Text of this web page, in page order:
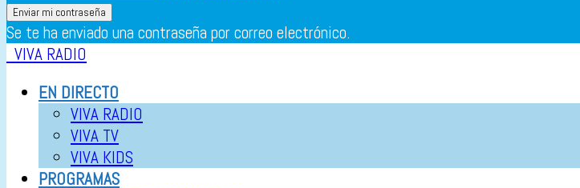
Se te ha enviado una contraseña por correo electrónico.
VIVA RADIO
EN DIRECTO
VIVA RADIO
VIVA TV
VIVA KIDS
PROGRAMAS